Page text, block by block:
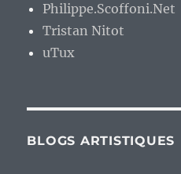
Philippe.Scoffoni.Net
Tristan Nitot
uTux
BLOGS ARTISTIQUES